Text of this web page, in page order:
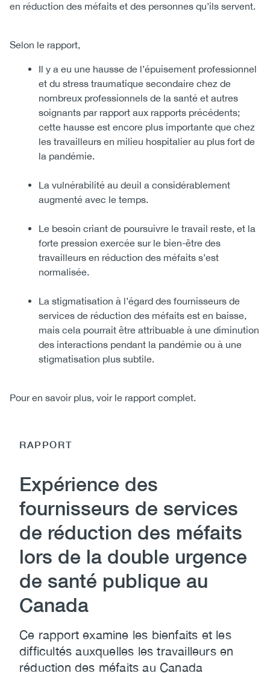
en réduction des méfaits et des personnes qu’ils servent.
Selon le rapport,
Il y a eu une hausse de l’épuisement professionnel
et du stress traumatique secondaire chez de
nombreux professionnels de la santé et autres
soignants par rapport aux rapports précédents;
cette hausse est encore plus importante que chez
les travailleurs en milieu hospitalier au plus fort de
la pandémie.
La vulnérabilité au deuil a considérablement
augmenté avec le temps.
Le besoin criant de poursuivre le travail reste, et la
forte pression exercée sur le bien-être des
travailleurs en réduction des méfaits s’est
normalisée.
La stigmatisation à l’égard des fournisseurs de
services de réduction des méfaits est en baisse,
mais cela pourrait être attribuable à une diminution
des interactions pendant la pandémie ou à une
stigmatisation plus subtile.
Pour en savoir plus, voir le rapport complet.
RAPPORT
Expérience des
fournisseurs de services
de réduction des méfaits
lors de la double urgence
de santé publique au
Canada
Ce rapport examine les bienfaits et les
difficultés auxquelles les travailleurs en
réduction des méfaits au Canada